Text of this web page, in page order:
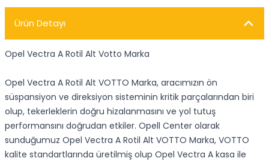
Ürün Detayı
Opel Vectra A Rotil Alt Votto Marka
Opel Vectra A Rotil Alt VOTTO Marka, aracımızın ön
süspansiyon ve direksiyon sisteminin kritik parçalarından biri
olup, tekerleklerin doğru hizalanmasını ve yol tutuş
performansını doğrudan etkiler. Opell Center olarak
sunduğumuz Opel Vectra A Rotil Alt VOTTO Marka, VOTTO
kalite standartlarında üretilmiş olup Opel Vectra A kasa ile